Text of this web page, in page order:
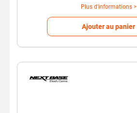
Plus d'informations >
Ajouter au panier